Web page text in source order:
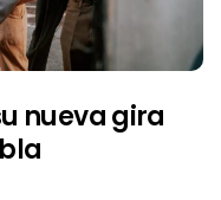
nueva gira